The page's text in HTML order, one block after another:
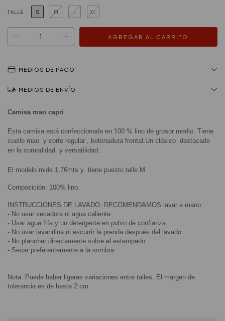
TALLE S M L XL
MEDIOS DE PAGO
MEDIOS DE ENVÍO
Camisa mao capri
Esta camisa está confeccionada en 100 % lino de grosor medio. Tiene
cuello mao  y corte regular , botonadura frontal.Un clásico  destacado
en la comodidad  y versatilidad .
El modelo mide 1.76mts y  tiene puesto talle M
Composición: 100% lino.
INSTRUCCIONES DE LAVADO: RECOMENDAMOS lavar a mano.
- No usar secadora ni agua caliente.
- Usar agua fría y un detergente en polvo de confianza.
- No usar lavandina ni escurrir la prenda después del lavado.
- No planchar directamente sobre el estampado.
- Secar preferentemente a la sombra.
Nota: Puede haber ligeras variaciones entre talles. El margen de
tolerancia es de hasta 2 cm